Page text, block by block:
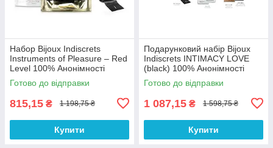
Набор Bijoux Indiscrets
Instruments of Pleasure – Red
Level 100% Анонімності
Готово до відправки
815,15 ₴ 1 198,75 ₴
Купити
Подарунковий набір Bijoux
Indiscrets INTIMACY LOVE
(black) 100% Анонімності
Готово до відправки
1 087,15 ₴ 1 598,75 ₴
Купити